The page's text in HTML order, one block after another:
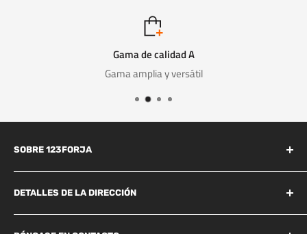
Gama de calidad A
Gama amplia y versátil
SOBRE 123FORJA
123forja tiene años de experiencia en el campo de la forja y la
fundición.
DETALLES DE LA DIRECCIÓN
Industrieweg 156B